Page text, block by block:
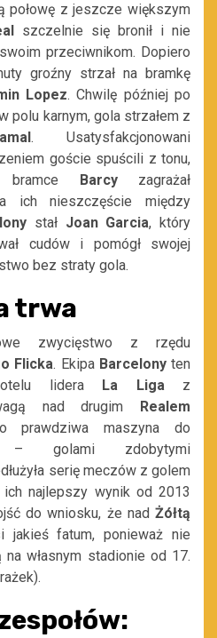
połowę z jeszcze większym
szczelnie się bronił i nie
przeciwnikom. Dopiero
groźny strzał na bramkę
Lopez. Chwilę później po
polu karnym, gola strzałem z
. Usatysfakcjonowani
goście spuścili z tonu,
bramce
Barcy zagrażał
ich nieszczęście między
stał Joan Garcia, który
cudów i pomógł swojej
bez straty gola.
trwa
zwycięstwo z rzędu
Flicka. Ekipa Barcelonyten
lidera
La Ligaz
nad drugim
Realem
prawdziwa maszyna do
– golami zdobytymi
serię meczów z golem
najlepszy wynik od 2013
do wniosku, że nad Żółtą
jakieś fatum, ponieważ nie
na własnym stadionie od 17.